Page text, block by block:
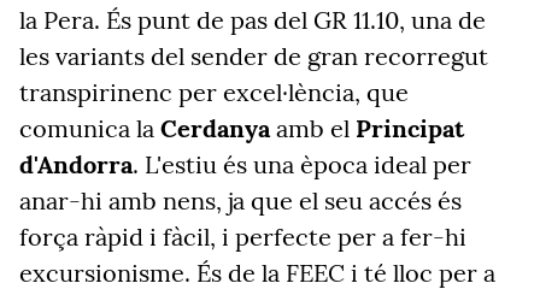
la Pera. És punt de pas del GR 11.10, una de
les variants del sender de gran recorregut
transpirinenc per excel·lència, que
comunica la Cerdanyaamb el Principat
d'Andorra. L'estiu és una època ideal per
anar-hi amb nens, ja que el seu accés és
força ràpid i fàcil, i perfecte per a fer-hi
excursionisme. És de la FEEC i té lloc per a